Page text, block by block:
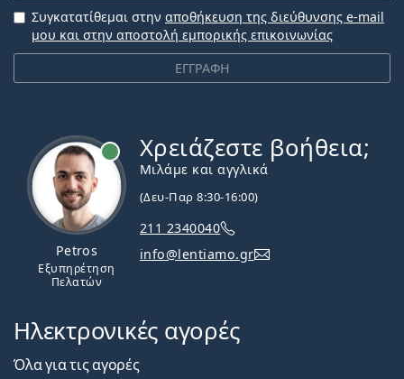
ΕΓΓΡΑΦΗ
Συγκατατίθεμαι στην αποθήκευση της διεύθυνσης e-mail
μου και στην αποστολή εμπορικής επικοινωνίας
Petros
Εξυπηρέτηση
Πελατών
Χρειάζεστε βοήθεια;
Μιλάμε και αγγλικά
(Δευ-Παρ 8:30-16:00)
211 2340040
info@lentiamo.gr
Ηλεκτρονικές αγορές
Όλα για τις αγορές